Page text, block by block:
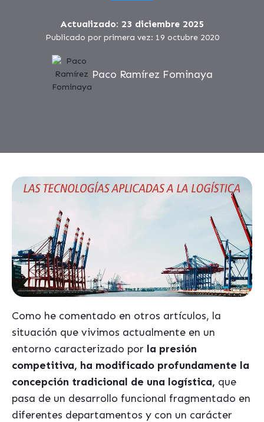
Actualizado: 23 diciembre 2025
Publicado por primera vez: 19 octubre 2020
Paco Ramírez Fominaya
Como he comentado en otros artículos, la
situación que vivimos actualmente en un
entorno caracterizado por la presión
competitiva, ha modificado profundamente la
concepción tradicional de una logística, que
pasa de un desarrollo funcional fragmentado en
diferentes departamentos y con un carácter